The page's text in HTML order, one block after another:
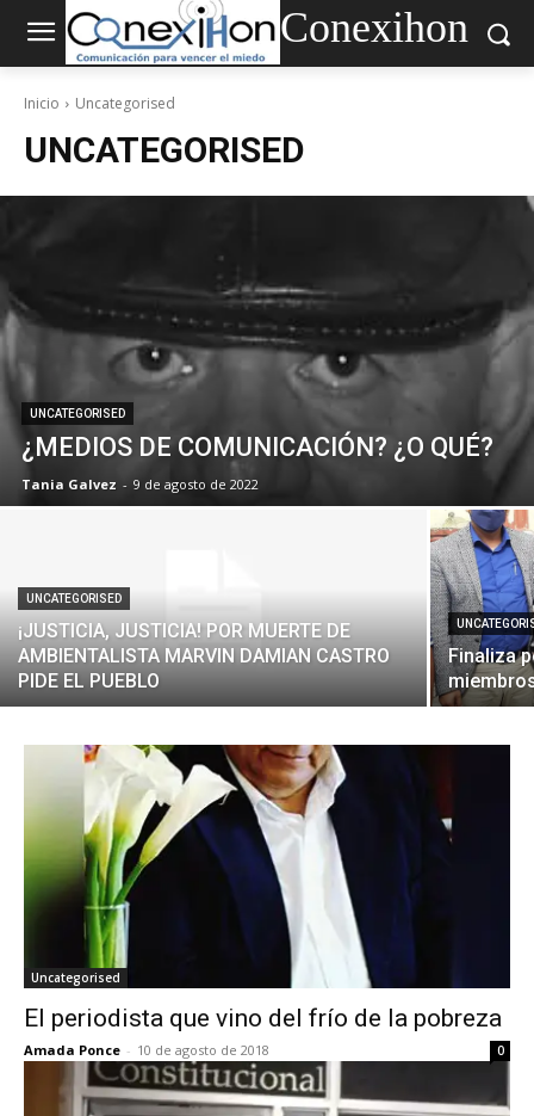
Conexihon
Inicio Uncategorised
UNCATEGORISED
UNCATEGORISED
¿MEDIOS DE COMUNICACIÓN? ¿O QUÉ?
Tania Galvez - 9 de agosto de 2022
UNCATEGORISED
¡JUSTICIA, JUSTICIA! POR MUERTE DE
AMBIENTALISTA MARVIN DAMIAN CASTRO
PIDE EL PUEBLO
Finaliza
Uncategorised
El periodista que vino del frío de la pobreza
Amada Ponce - 10 de agosto de 2018 0